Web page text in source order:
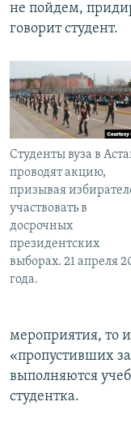
не пойдем,
говорит студент.
Студенты вуза в
проводят акцию,
призывая
участвовать в
досрочных
президентских
выборах. 21 апреля
года.
мероприятия, то
«пропустивших
выполняются
студентка.